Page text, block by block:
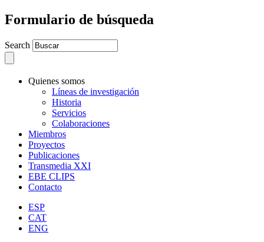
Formulario de búsqueda
Search
Quienes somos
Líneas de investigación
Historia
Servicios
Colaboraciones
Miembros
Proyectos
Publicaciones
Transmedia XXI
EBE CLIPS
Contacto
ESP
CAT
ENG